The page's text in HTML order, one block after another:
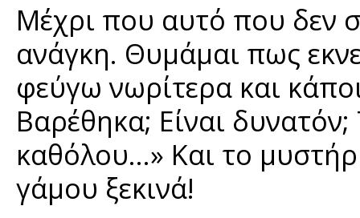
Μέχρι που αυτό που δεν
ανάγκη. Θυμάμαι πως
φεύγω νωρίτερα και
Βαρέθηκα; Είναι
καθόλου…» Και το
γάμου ξεκινά!